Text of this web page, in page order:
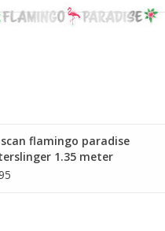
flamingo paradise
1.35 meter